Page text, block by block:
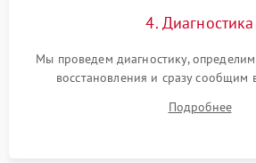
4. Диагностика
Мы проведем диагностику,
восстановления и сразу сообщим
Подробнее